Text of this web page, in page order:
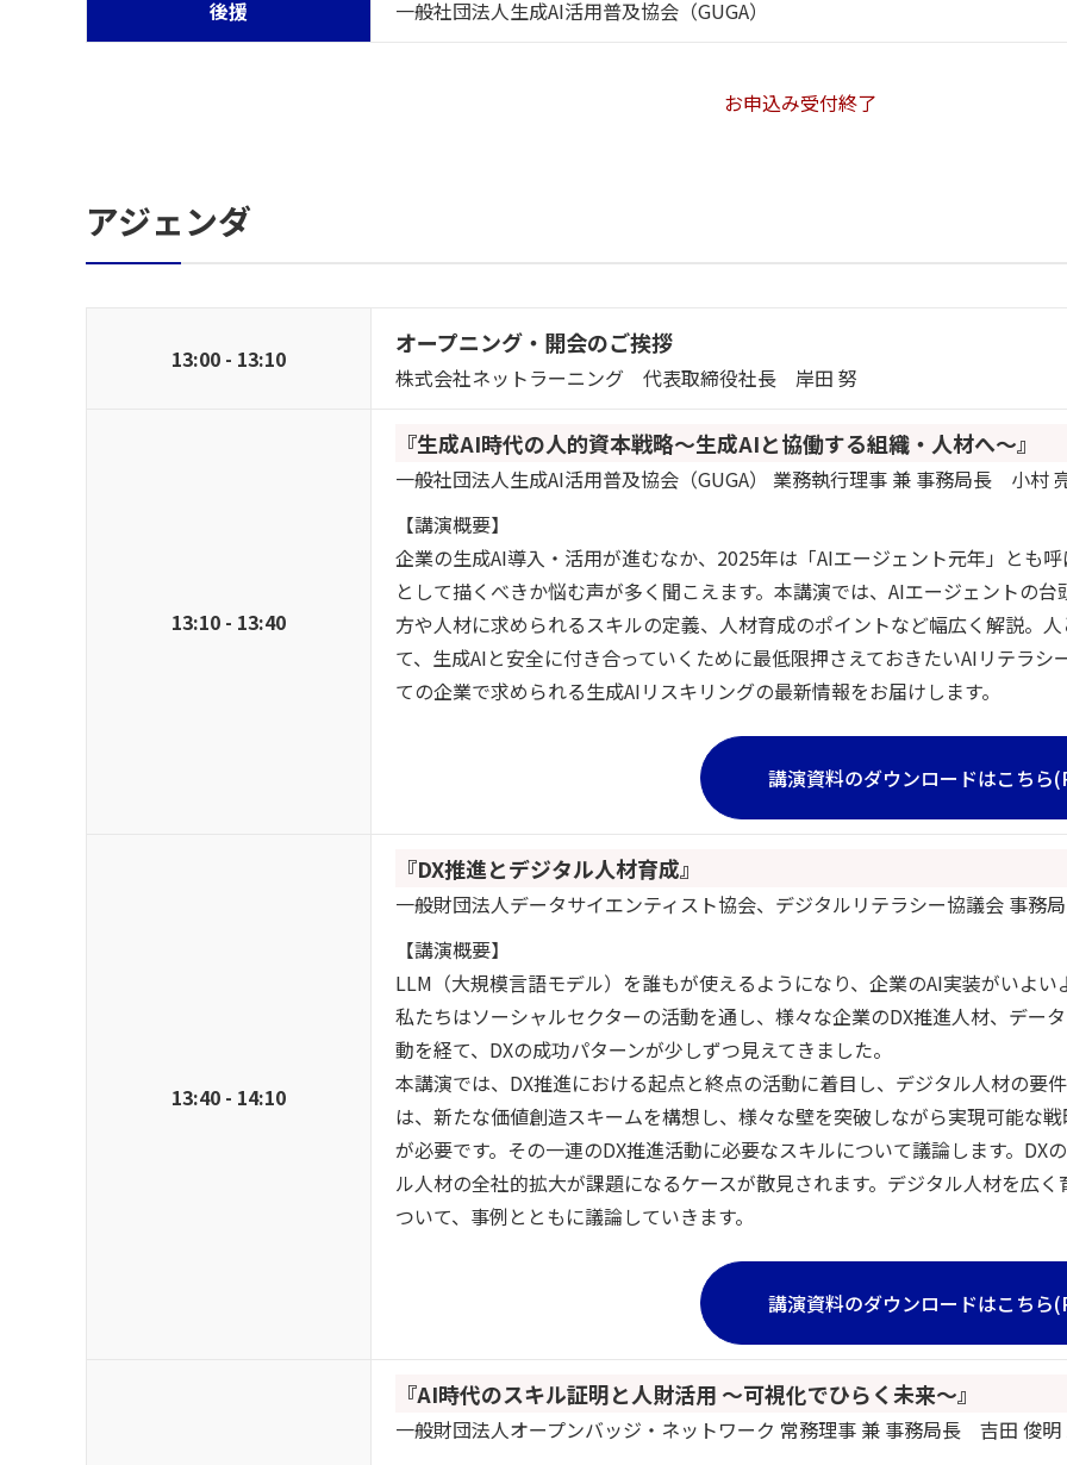
後援 一般社団法人生成AI活用普及協会（GUGA）
お申込み受付終了
アジェンダ
13:00 - 13:10
オープニング・開会のご挨拶
株式会社ネットラーニング 代表取締役社長 岸田 努
13:10 - 13:40
『生成AI時代の人的資本戦略〜生成AIと協働する組織・人材へ〜』
一般社団法人生成AI活用普及協会（GUGA） 業務執行理事 兼 事務局長 小村
【講演概要】
企業の生成AI導入・活用が進むなか、2025年は「AIエージェント元年」とも
として描くべきか悩む声が多く聞こえます。本講演では、AIエージェントの
方や人材に求められるスキルの定義、人材育成のポイントなど幅広く解説。
て、生成AIと安全に付き合っていくために最低限押さえておきたいAIリテラ
ての企業で求められる生成AIリスキリングの最新情報をお届けします。
講演資料のダウンロードはこちら
13:40 - 14:10
『DX推進とデジタル人材育成』
一般財団法人データサイエンティスト協会、デジタルリテラシー協議会 事
【講演概要】
LLM（大規模言語モデル）を誰もが使えるようになり、企業のAI実装がいよい
私たちはソーシャルセクターの活動を通し、様々な企業のDX推進人材、デー
動を経て、DXの成功パターンが少しずつ見えてきました。
本講演では、DX推進における起点と終点の活動に着目し、デジタル人材の要
は、新たな価値創造スキームを構想し、様々な壁を突破しながら実現可能な
が必要です。その一連のDX推進活動に必要なスキルについて議論します。DX
ル人材の全社的拡大が課題になるケースが散見されます。デジタル人材を広
ついて、事例とともに議論していきます。
講演資料のダウンロードはこちら
『AI時代のスキル証明と人財活用 ～可視化でひらく未来～』
一般財団法人オープンバッジ・ネットワーク 常務理事 兼 事務局長 吉田 俊明